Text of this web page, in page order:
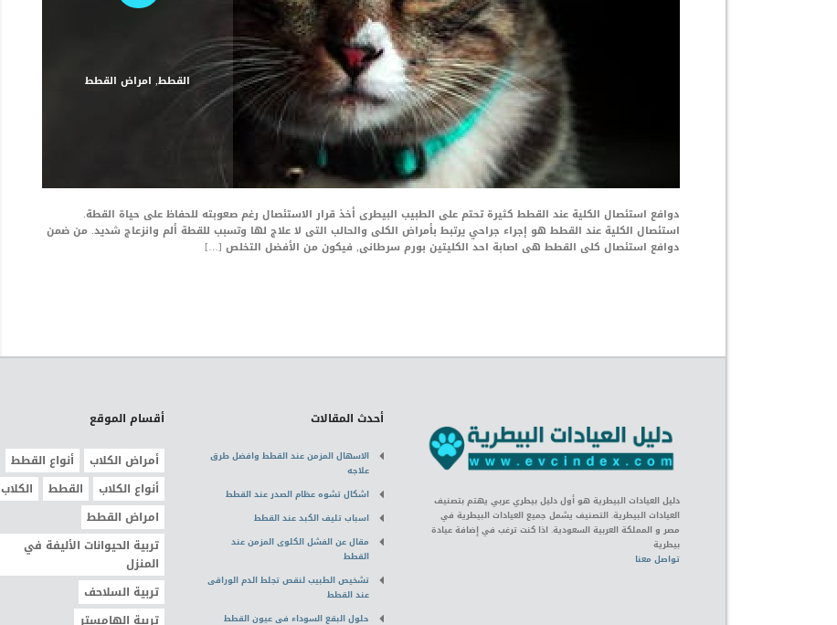
القطط, امراض القطط
دوافع استئصال الكلية عند القطط كثيرة تحتم على الطبيب البيطرى أخذ قرار الاستئصال رغم صعوبته للحفاظ على حياة القطة.
استئصال الكلية عند القطط هو إجراء جراحي يرتبط بأمراض الكلى والحالب التى لا علاج لها وتسبب للقطة ألم وانزعاج شديد. من ضمن
دوافع استئصال كلى القطط هى اصابة احد الكليتين بورم سرطانى, فيكون من الأفضل التخلص […]
دليل العيادات البيطرية هو أول دليل بيطري عربي يهتم بتصنيف
العيادات البيطرية. التصنيف يشمل جميع العيادات البيطرية في
مصر و المملكة العربية السعودية. اذا كنت ترغب في إضافة عيادة
بيطرية
تواصل معنا
أحدث المقالات
الاسهال المزمن عند القطط وافضل طرق
علاجه
اشكال تشوه عظام الصدر عند القطط
اسباب تليف الكبد عند القطط
مقال عن الفشل الكلوى المزمن عند
القطط
تشخيص الطبيب لنقص تجلط الدم الوراقى
عند القطط
حلول البقع السوداء فى عيون القطط
أقسام الموقع
أمراض الكلاب
أنواع القطط
أنواع الكلاب
القطط
الكلاب
امراض القطط
تربية الحيوانات الأليفة في
المنزل
تربية السلاحف
تربية الهامستر